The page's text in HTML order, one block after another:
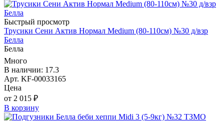
Быстрый просмотр
Трусики Сени Актив Нормал Medium (80-110см) №30 д/взр
Белла
Белла
Много
В наличии: 17.3
Арт. KF-00033165
Цена
от 2 015 ₽
В корзину